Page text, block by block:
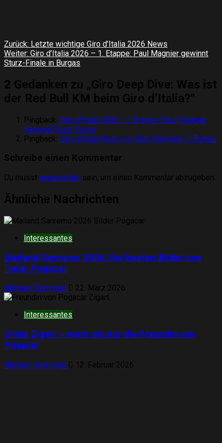
Beitragsnavigation
Zurück: Letzte wichtige Giro d’Italia 2026 News
Weiter: Giro d’Italia 2026 – 1. Etappe: Paul Magnier gewinnt
Sturz-Finale in Burgas
2 Gedanken zu „Giro Deep Dive: Was ist
der Red Bull KM beim Giro d’Italia?“
Pingback: Giro d'Italia 2026 - 1. Etappe: Paul Magnier
gewinnt Sturz-Finale
Pingback: Giro d'Italia News vor dem Start der 2. Etappe
Schreibe einen Kommentar
Du musst angemeldet sein, um einen Kommentar abzugeben.
Ähnliche Nachrichten
Interessantes
Mailand-Sanremo 2026: Die besten Bilder von
Tadej Pogacar
Michael Behringer 22. März 2026
Interessantes
Urska Zigart – mehr als nur die Freundin von
Pogacar
Michael Behringer 12. Februar 2026